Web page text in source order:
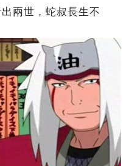
兩世，蛇叔長生不